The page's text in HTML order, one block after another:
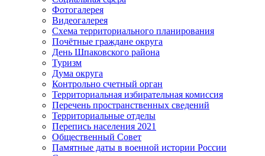
Фотогалерея
Видеогалерея
Схема территориального планирования
Почётные граждане округа
День Шпаковского района
Туризм
Дума округа
Контрольно счетный орган
Территориальная избирательная комиссия
Перечень пространственных сведений
Территориальные отделы
Перепись населения 2021
Общественный Совет
Памятные даты в военной истории России